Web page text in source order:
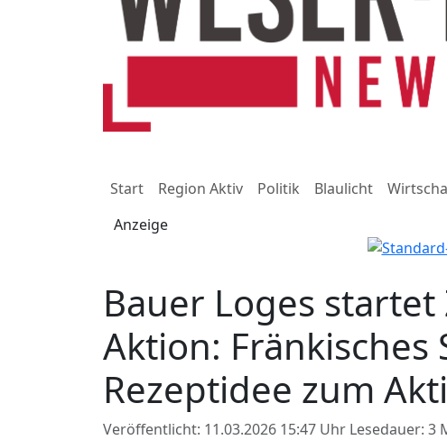
Start Region Aktiv Politik Blaulicht
Anzeige
Bauer Loges startet
Aktion: Fränkisches
Rezeptidee zum
Veröffentlicht: 11.03.2026 15:47 Uhr Lesedauer: 3